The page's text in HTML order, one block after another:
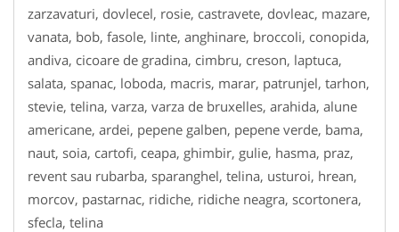
zarzavaturi, dovlecel, rosie, castravete, dovleac, mazare,
vanata, bob, fasole, linte, anghinare, broccoli, conopida,
andiva, cicoare de gradina, cimbru, creson, laptuca,
salata, spanac, loboda, macris, marar, patrunjel, tarhon,
stevie, telina, varza, varza de bruxelles, arahida, alune
americane, ardei, pepene galben, pepene verde, bama,
naut, soia, cartofi, ceapa, ghimbir, gulie, hasma, praz,
revent sau rubarba, sparanghel, telina, usturoi, hrean,
morcov, pastarnac, ridiche, ridiche neagra, scortonera,
sfecla, telina